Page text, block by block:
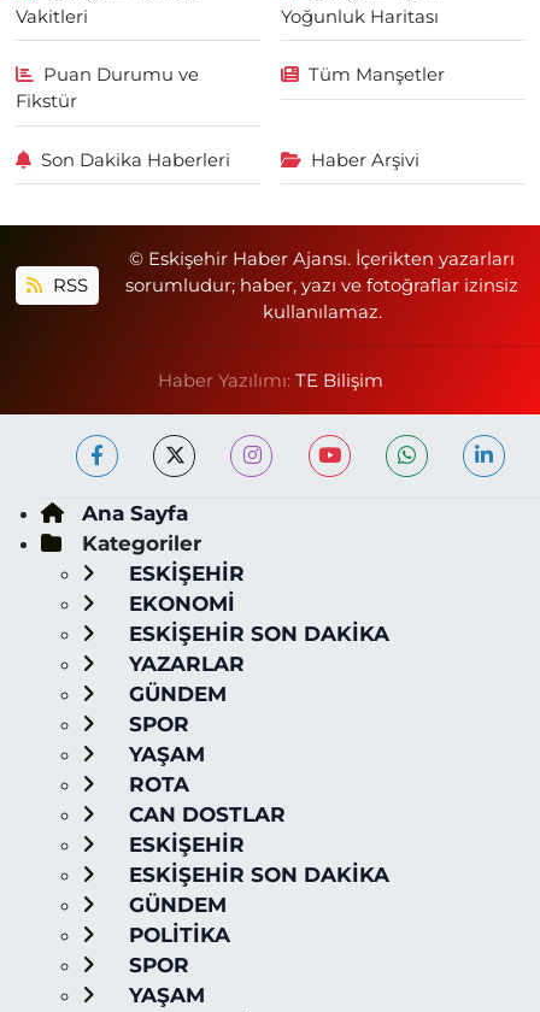
Vakitleri
Yoğunluk Haritası
Puan Durumu ve
Fikstür
Tüm Manşetler
Son Dakika Haberleri Haber Arşivi
RSS
© Eskişehir Haber Ajansı. İçerikten yazarları
sorumludur; haber, yazı ve fotoğraflar izinsiz
kullanılamaz.
Haber Yazılımı: TE Bilişim
Ana Sayfa
Kategoriler
ESKİŞEHİR
EKONOMİ
ESKİŞEHİR SON DAKİKA
YAZARLAR
GÜNDEM
SPOR
YAŞAM
ROTA
CAN DOSTLAR
ESKİŞEHİR
ESKİŞEHİR SON DAKİKA
GÜNDEM
POLİTİKA
SPOR
YAŞAM